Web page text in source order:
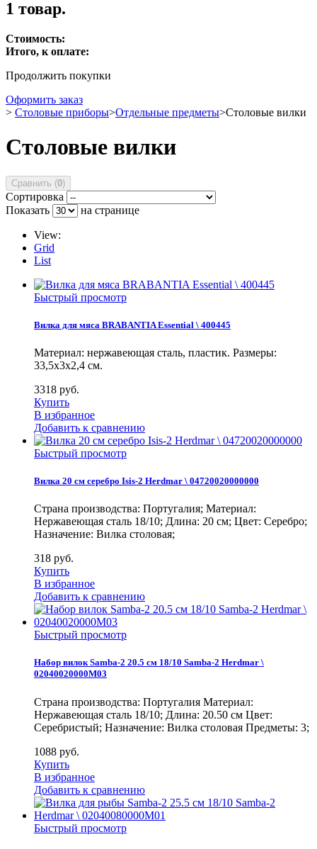
1 товар.
Стоимость:
Итого, к оплате:
Продолжить покупки
Оформить заказ
> Столовые приборы>Отдельные предметы>Столовые вилки
Столовые вилки
Сравнить (0)
Сортировка
Показать
на странице
View:
Grid
List
Быстрый просмотр
Вилка для мяса BRABANTIA Essential \ 400445
Материал: нержавеющая сталь, пластик. Размеры:
33,5х3х2,4 см.
3318 руб.
Купить
В избранное
Добавить к сравнению
Быстрый просмотр
Вилка 20 см серебро Isis-2 Herdmar \ 04720020000000
Страна производства: Португалия; Материал:
Нержавеющая сталь 18/10; Длина: 20 см; Цвет: Серебро;
Назначение: Вилка столовая;
318 руб.
Купить
В избранное
Добавить к сравнению
Быстрый просмотр
Набор вилок Samba-2 20.5 см 18/10 Samba-2 Herdmar \
02040020000M03
Страна производства: Португалия Материал:
Нержавеющая сталь 18/10; Длина: 20.50 см Цвет:
Серебристый; Назначение: Вилка столовая Предметы: 3;
1088 руб.
Купить
В избранное
Добавить к сравнению
Быстрый просмотр